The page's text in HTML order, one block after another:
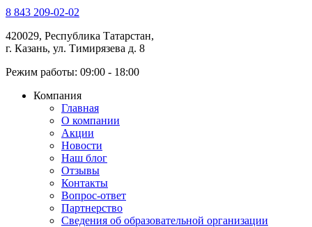
8 843 209-02-02
420029, Республика Татарстан,
г. Казань, ул. Тимирязева д. 8
Режим работы: 09:00 - 18:00
Компания
Главная
О компании
Акции
Новости
Наш блог
Отзывы
Контакты
Вопрос-ответ
Партнерство
Сведения об образовательной организации